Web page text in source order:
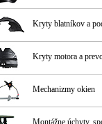
Kryty blatníkov a
Kryty motora a
Mechanizmy okien
Montážne úchyty,